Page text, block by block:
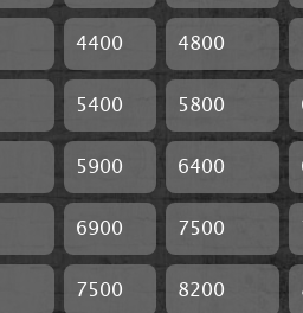
4400 4800
5400 5800
5900 6400
6900 7500
7500 8200